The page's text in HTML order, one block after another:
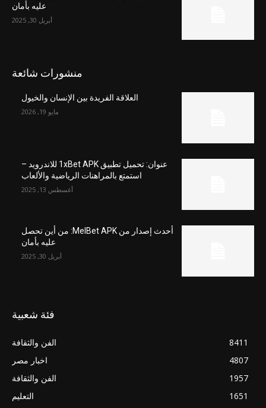
عليه بأمان
أبريل 30, 2025
منشورات شائعة
العلاقة الفريدة بين الإنسان والخيول
مايو 19, 2026
عنوان: تحميل تطبيق 1xBet APK للاندرويد –
استمتع بالمراهنات الرياضية والألعاب
أغسطس 13, 2025
أحدث إصدار من MelBet APK: من أين تحصل
عليه بأمان
أبريل 30, 2025
فئة شعبية
الفن والثقافة
8411
اخبار مصر
4807
الفن والثقافة
1957
التعليم
1651